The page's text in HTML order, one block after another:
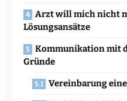
Arzt will mich nicht
Lösungsansätze
Kommunikation mit
Gründe
Vereinbarung